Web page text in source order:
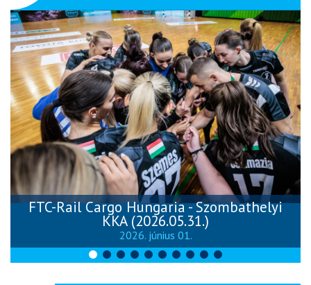
FTC-Rail Cargo Hungaria - Szombathelyi
KKA (2026.05.31.)
2026. június 01.